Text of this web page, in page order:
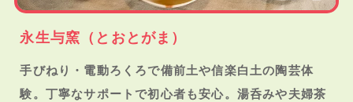
永生与窯（とおとがま）
手びねり・電動ろくろで備前土や信楽白土の陶芸体
験。丁寧なサポートで初心者も安心。湯呑みや夫婦茶